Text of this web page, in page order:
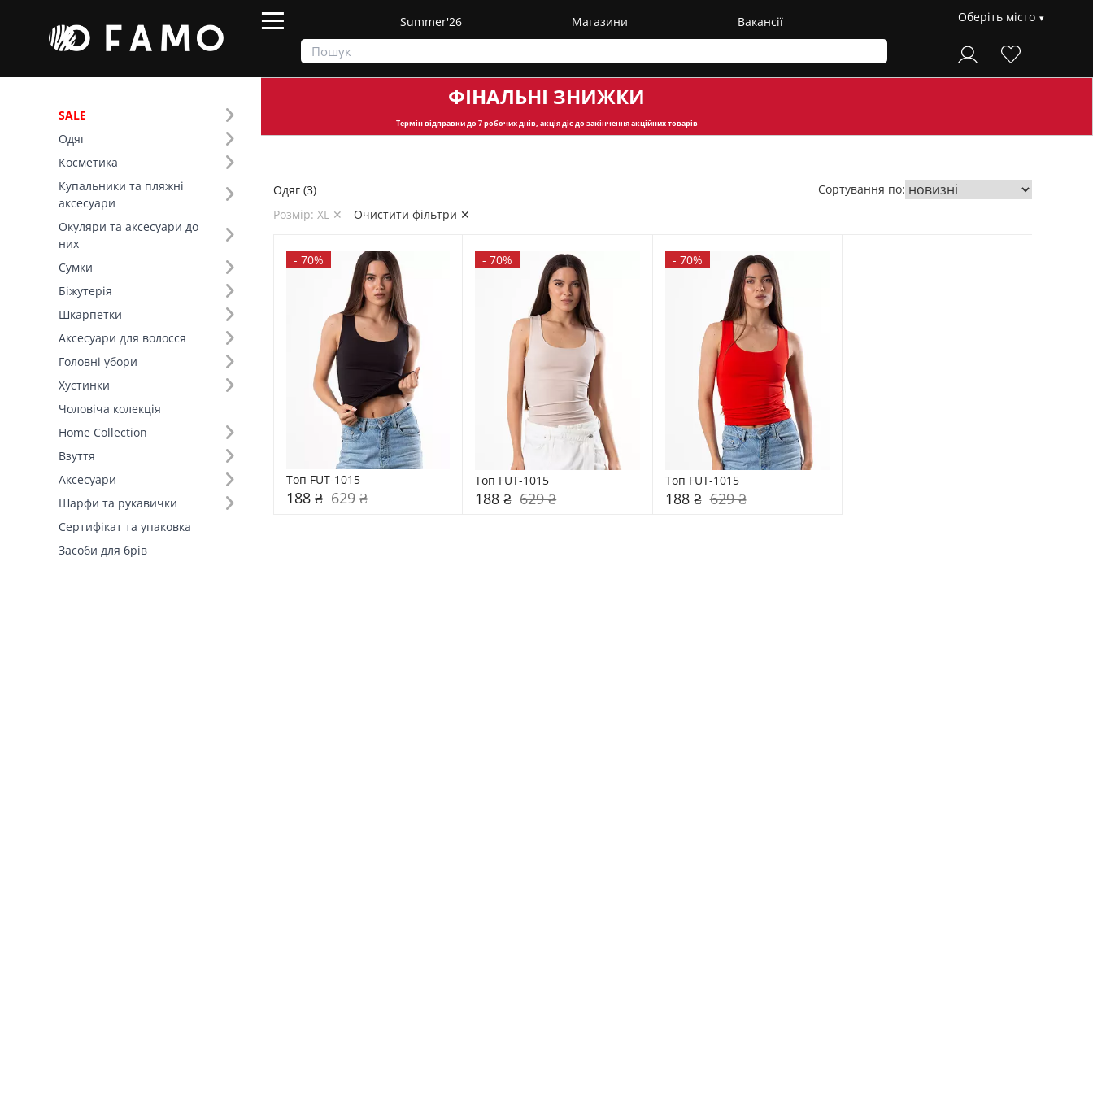
Summer'26 Магазини Вакансії Оберіть місто
SALE
Одяг
Косметика
Купальники та пляжні
аксесуари
Окуляри та аксесуари до
них
Сумки
Біжутерія
Шкарпетки
Аксесуари для волосся
Головні убори
Хустинки
Чоловіча колекція
Home Collection
Взуття
Аксесуари
Шарфи та рукавички
Сертифікат та упаковка
Засоби для брів
ФІНАЛЬНІ ЗНИЖКИ
Термін відправкидо 7 робочих днів, акція діє до закінчення акційних товарів
Фільтр
SALE
Тип виробу (1)
Основний колір (3)
Розмір (19)
Одяг (3)
Розмір: XL ✕
Очистити фільтри ✕
Сортування по:
- 70%
Топ FUT-1015
188 ₴ 629 ₴
-70%
Топ FUT-1015
188 ₴ 629 ₴
- 70%
Топ FUT-1015
188 ₴ 629 ₴